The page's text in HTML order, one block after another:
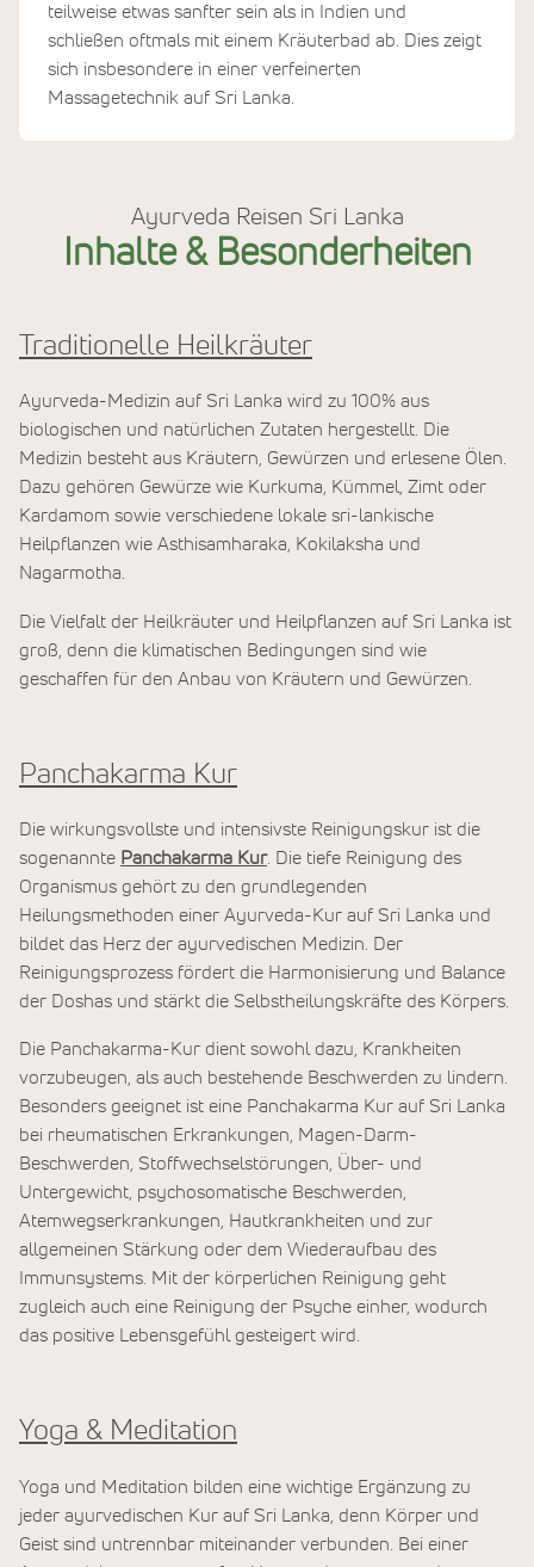
teilweise etwas sanfter sein als in Indien und
schließen oftmals mit einem Kräuterbad ab. Dies zeigt
sich insbesondere in einer verfeinerten
Massagetechnik auf Sri Lanka.
Ayurveda Reisen Sri Lanka
Inhalte & Besonderheiten
Traditionelle Heilkräuter
Ayurveda-Medizin auf Sri Lanka wird zu 100% aus
biologischen und natürlichen Zutaten hergestellt. Die
Medizin besteht aus Kräutern, Gewürzen und erlesene Ölen.
Dazu gehören Gewürze wie Kurkuma, Kümmel, Zimt oder
Kardamom sowie verschiedene lokale sri-lankische
Heilpflanzen wie Asthisamharaka, Kokilaksha und
Nagarmotha.
Die Vielfalt der Heilkräuter und Heilpflanzen auf Sri Lanka ist
groß, denn die klimatischen Bedingungen sind wie
geschaffen für den Anbau von Kräutern und Gewürzen.
Panchakarma Kur
Die wirkungsvollste und intensivste Reinigungskur ist die
sogenannte Panchakarma Kur. Die tiefe Reinigung des
Organismus gehört zu den grundlegenden
Heilungsmethoden einer Ayurveda-Kur auf Sri Lanka und
bildet das Herz der ayurvedischen Medizin. Der
Reinigungsprozess fördert die Harmonisierung und Balance
der Doshas und stärkt die Selbstheilungskräfte des Körpers.
Die Panchakarma-Kur dient sowohl dazu, Krankheiten
vorzubeugen, als auch bestehende Beschwerden zu lindern.
Besonders geeignet ist eine Panchakarma Kur auf Sri Lanka
bei rheumatischen Erkrankungen, Magen-Darm-
Beschwerden, Stoffwechselstörungen, Über- und
Untergewicht, psychosomatische Beschwerden,
Atemwegserkrankungen, Hautkrankheiten und zur
allgemeinen Stärkung oder dem Wiederaufbau des
Immunsystems. Mit der körperlichen Reinigung geht
zugleich auch eine Reinigung der Psyche einher, wodurch
das positive Lebensgefühl gesteigert wird.
Yoga & Meditation
Yoga und Meditation bilden eine wichtige Ergänzung zu
jeder ayurvedischen Kur auf Sri Lanka, denn Körper und
Geist sind untrennbar miteinander verbunden. Bei einer